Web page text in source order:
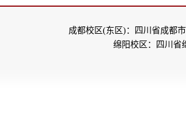
成都校区(东区)：四川省成都
绵阳校区：四川省